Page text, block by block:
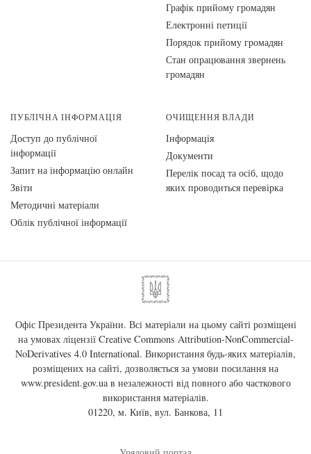
Графік прийому громадян
Електронні петиції
Порядок прийому громадян
Стан опрацювання звернень
громадян
ПУБЛІЧНА ІНФОРМАЦІЯ
Доступ до публічної
інформації
Запит на інформацію онлайн
Звіти
Методичні матеріали
Облік публічної інформації
ОЧИЩЕННЯ ВЛАДИ
Інформація
Документи
Перелік посад та осіб, щодо
яких проводиться перевірка
Офіс Президента України. Всі матеріали на цьому сайті розміщені
на умовах ліцензії Creative Commons Attribution-NonCommercial-
NoDerivatives 4.0 International. Використання будь-яких матеріалів,
розміщених на сайті, дозволяється за умови посилання на
www.president.gov.uaв незалежності від повного або часткового
використання матеріалів.
01220, м. Київ, вул. Банкова, 11